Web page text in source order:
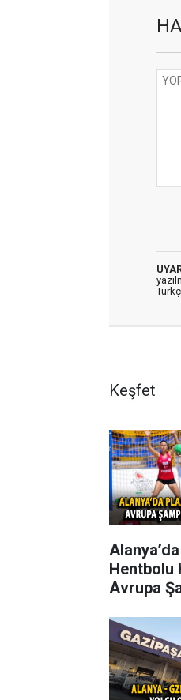
Keşfet
Hentbolu
Avrupa